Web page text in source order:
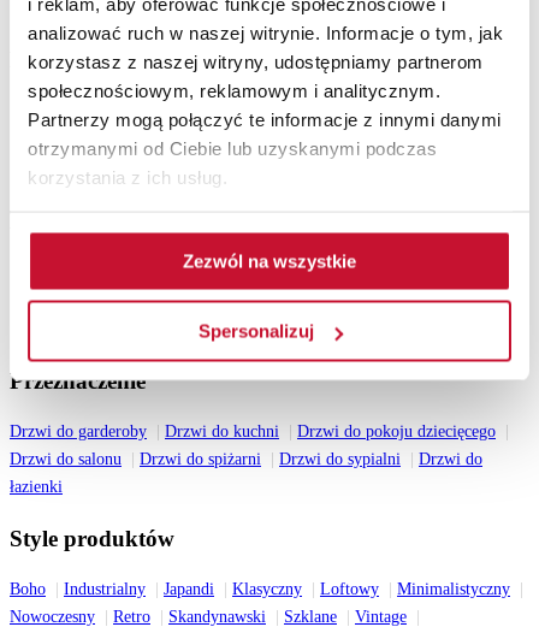
analizować ruch w naszej witrynie. Informacje o tym, jak
korzystasz z naszej witryny, udostępniamy partnerom
społecznościowym, reklamowym i analitycznym.
Partnerzy mogą połączyć te informacje z innymi danymi
otrzymanymi od Ciebie lub uzyskanymi podczas
korzystania z ich usług.
Zezwól na wszystkie
Spersonalizuj
Drzwi do mieszkania
Pozostałe
Ościeżnice
Lamele ścienne
Drzwi z intarsjami
Katalog drzwi wewnętrznych 2026
Katalog drzwi zewnętrznych drewnianych 2026
Wszystkie katalogi
Przeznaczenie
Drzwi do garderoby Drzwi do kuchni
Drzwi do pokoju dziecięcego
Drzwi do salonu
Drzwi do spiżarni Drzwi do sypialni
Drzwi do
łazienki
Style produktów
Boho Industrialny Japandi Klasyczny Loftowy
Minimalistyczny
Nowoczesny
Retro Skandynawski Szklane
Vintage